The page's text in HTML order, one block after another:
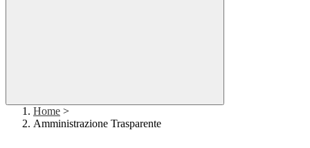
Home >
Amministrazione Trasparente